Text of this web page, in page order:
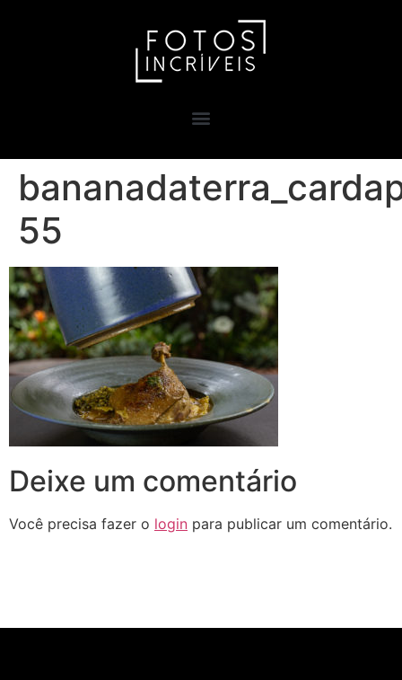
55
Deixe um comentário
Você precisa fazer o login para publicar um comentário.